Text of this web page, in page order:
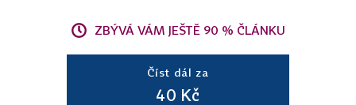
ZBÝVÁ VÁM JEŠTĚ 90 % ČLÁNKU
Číst dál za
40 Kč